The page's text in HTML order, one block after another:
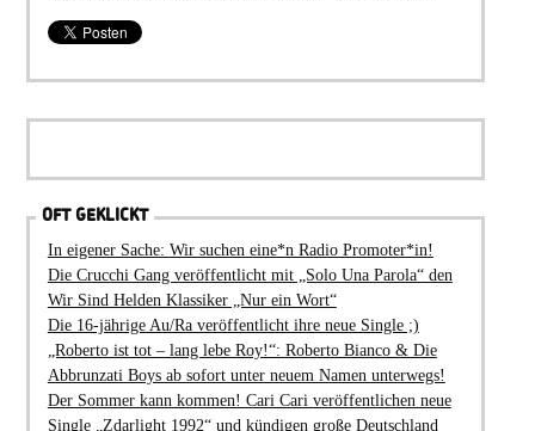
OFT GEKLICKT
In eigener Sache: Wir suchen eine*n Radio Promoter*in!
Die Crucchi Gang veröffentlicht mit „Solo Una Parola“ den
Wir Sind Helden Klassiker „Nur ein Wort“
Die 16-jährige Au/Ra veröffentlicht ihre neue Single ;)
„Roberto ist tot – lang lebe Roy!“: Roberto Bianco & Die
Abbrunzati Boys ab sofort unter neuem Namen unterwegs!
Der Sommer kann kommen! Cari Cari veröffentlichen neue
Single „Zdarlight 1992“ und kündigen große Deutschland